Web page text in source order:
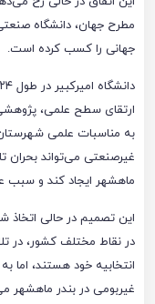
مطرح جهان، دانشگاه
جهانی را کسب کرده است.
ارتقای سطح علمی، پژوهشی
به مناسبات علمی
غیرصنعتی می‌تواند بحران
ماهشهر ایجاد کند و سبب
این تصمیم در حالی اتخاذ
در نقاط مختلف کشور، در
انتخابیه خود هستند، اما
غیربومی در بندر ماهشهر